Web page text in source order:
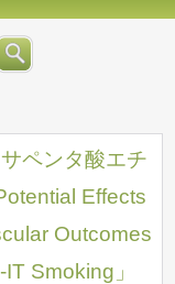
ペンタ酸エチ
Effects
Outcomes
Smoking」